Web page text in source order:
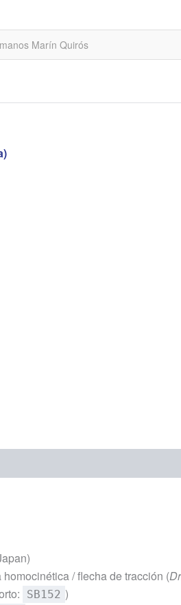
/ flecha de tracción (
SB152 )